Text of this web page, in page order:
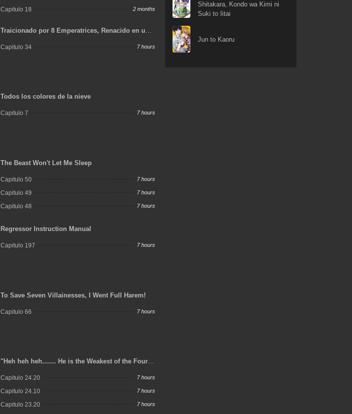
Capitulo 18 2 months
Traicionado por 8 Emperatrices, Renacido en un
Capitulo 34 7 hours
Todos los colores de la nieve
Capitulo 7 7 hours
The Beast Won't Let Me Sleep
Capitulo 50 7 hours
Capitulo 49 7 hours
Capitulo 48 7 hours
Regressor Instruction Manual
Capitulo 197 7 hours
To Save Seven Villainesses, I Went Full Harem!
Capitulo 66 7 hours
"Heh heh heh....... He is the Weakest of the Four
but Somehow I Became the Master of a Hero and
a Priestess
Capitulo 24.20 7 hours
Capitulo 24.10 7 hours
Capitulo 23.20 7 hours
Shitakara, Kondo wa Kimi ni
Suki to Iitai
Jun to Kaoru